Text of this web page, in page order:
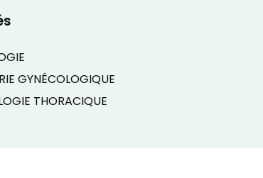
GYNÉCOLOGIQUE
THORACIQUE